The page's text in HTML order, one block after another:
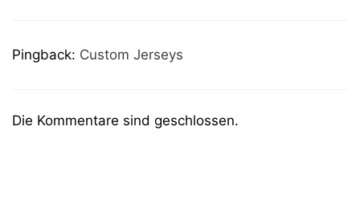
Pingback: Custom Jerseys
Die Kommentare sind geschlossen.